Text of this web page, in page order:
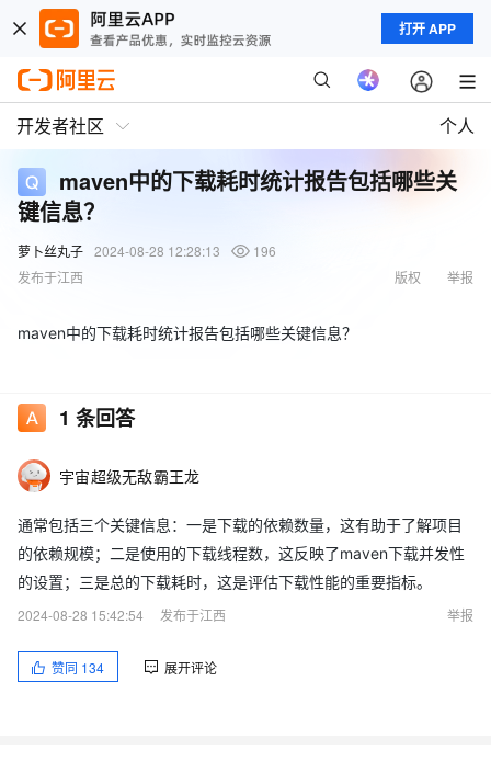
打开 APP
开发者社区 个人
maven中的下载耗时统计报告包括哪些关
键信息？
萝卜丝丸子 2024-08-28 12:28:13
196
发布于江西
举报
版权
maven中的下载耗时统计报告包括哪些关键信息？
1 条回答
宇宙超级无敌霸王龙
通常包括三个关键信息：一是下载的依赖数量，这有助于了解项目
的依赖规模；二是使用的下载线程数，这反映了maven下载并发性
的设置；三是总的下载耗时，这是评估下载性能的重要指标。
2024-08-28 15:42:54
发布于江西 举报
赞同 134 展开评论